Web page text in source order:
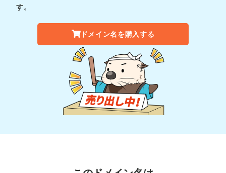
す。
ドメイン名を購入する